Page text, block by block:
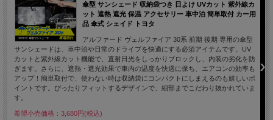
傘型 サンシェード 収納袋つき 日よけ UVカット 紫外線カ
ット 遮熱 遮光 保温 アクセサリー 車中泊 簡単取付 カー用
品 傘式 シェイド トヨタ
アルファード ヴェルファイア 30系 前期 後期 専用の傘型
サンシェードは、車中泊や日常のドライブを快適にする必須アイテムです。UV
カットと紫外線カット機能で、直射日光をしっかりブロックし、内装の劣化を防
ぎます。さらに、遮熱・遮光効果で車内の温度を快適に保ち、エアコンの効率も
アップ！簡単取付で、使わない時は収納袋にコンパクトにしまえるのも嬉しいポ
イントです。ぴったりフィットするデザインで、細部までこだわり抜かれていま
す。
希望小売価格：3,680円(税込)